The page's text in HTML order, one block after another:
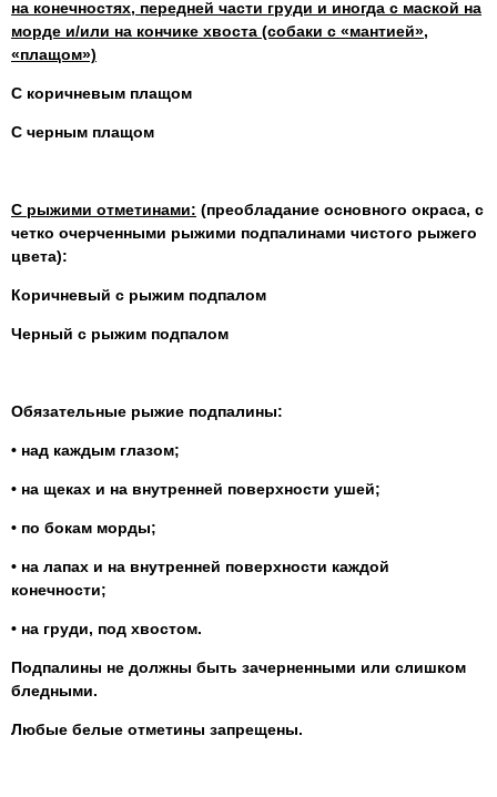
на конечностях, передней части груди и иногда с маской на
морде и/или на кончике хвоста (собаки с «мантией»,
«плащом»)
С коричневым плащом
С черным плащом
С рыжими отметинами: (преобладание основного окраса, с
четко очерченными рыжими подпалинами чистого рыжего
цвета):
Коричневый с рыжим подпалом
Черный с рыжим подпалом
Обязательные рыжие подпалины:
• над каждым глазом;
• на щеках и на внутренней поверхности ушей;
• по бокам морды;
• на лапах и на внутренней поверхности каждой
конечности;
• на груди, под хвостом.
Подпалины не должны быть зачерненными или слишком
бледными.
Любые белые отметины запрещены.